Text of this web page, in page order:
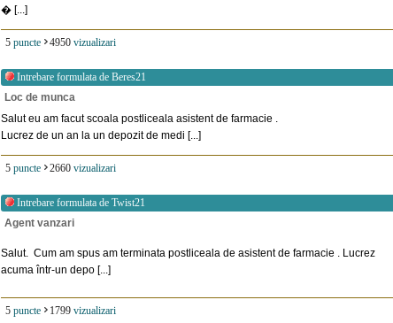
� [...]
5 puncte 4950 vizualizari
Intrebare formulata de Beres21
Loc de munca
Salut eu am facut scoala postliceala asistent de farmacie .
Lucrez de un an la un depozit de medi [...]
5 puncte 2660 vizualizari
Intrebare formulata de Twist21
Agent vanzari
Salut. Cum am spus am terminata postliceala de asistent de farmacie . Lucrez
acuma într-un depo [...]
5 puncte 1799 vizualizari